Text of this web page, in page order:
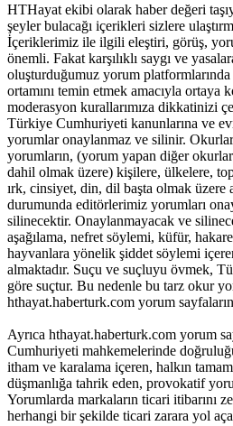
HTHayat ekibi olarak haber değeri
şeyler bulacağı içerikleri sizlere
İçeriklerimiz ile ilgili eleştiri, görüş,
önemli. Fakat karşılıklı saygı ve
oluşturduğumuz yorum platformlarında
ortamını temin etmek amacıyla ortaya
moderasyon kurallarımıza dikkatinizi
Türkiye Cumhuriyeti kanunlarına ve
yorumlar onaylanmaz ve silinir.
yorumların, (yorum yapan diğer
dahil olmak üzere) kişilere, ülkelere,
ırk, cinsiyet, din, dil başta olmak üzere
durumunda editörlerimiz yorumları
silinecektir. Onaylanmayacak ve
aşağılama, nefret söylemi, küfür,
hayvanlara yönelik şiddet söylemi
almaktadır. Suçu ve suçluyu övmek,
göre suçtur. Bu nedenle bu tarz okur
hthayat.haberturk.com yorum
Ayrıca hthayat.haberturk.com yorum
Cumhuriyeti mahkemelerinde
itham ve karalama içeren, halkın
düşmanlığa tahrik eden, provokatif
Yorumlarda markaların ticari itibarını
herhangi bir şekilde ticari zarara yol